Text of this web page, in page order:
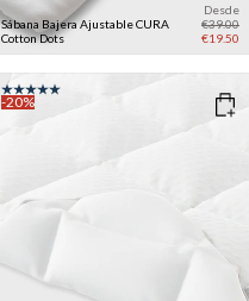
Sábana Bajera Ajustable CURA
CottonDots
Desde
€39.00
€19.50
-20%